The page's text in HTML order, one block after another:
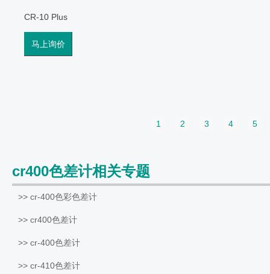
CR-10 Plus
马上询价
1 2 3 4 5
cr400色差计相关专题
>> cr-400色彩色差计
>> cr400色差计
>> cr-400色差计
>> cr-410色差计